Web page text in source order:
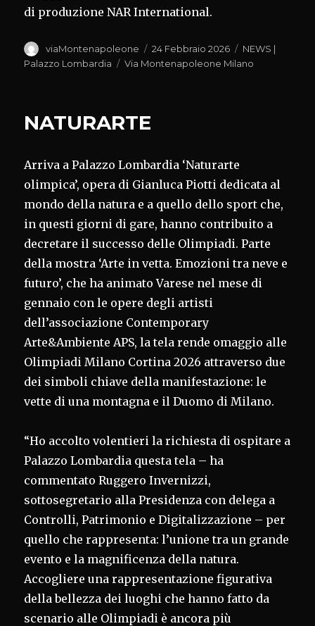
di produzione NAR International.
Autore
viaMontenapoleone
Pubblicato
il
24 Febbraio 2026 Categorie
NEWS |
Palazzo Lombardia
Tag
Via Montenapoleone Milano
NATURARTE
Arriva a Palazzo Lombardia ‘Naturarte
olimpica’, opera di Gianluca Piotti dedicata al
mondo della natura e a quello dello sport che,
in questi giorni di gare, hanno contribuito a
decretare il successo delle Olimpiadi. Parte
della mostra ‘Arte in vetta. Emozioni tra neve e
futuro’, che ha animato Varese nel mese di
gennaio con le opere degli artisti
dell’associazione Contemporary
Arte&Ambiente APS, la tela rende omaggio alle
Olimpiadi Milano Cortina 2026 attraverso due
dei simboli chiave della manifestazione: le
vette di una montagna e il Duomo di Milano.
“Ho accolto volentieri la richiesta di ospitare a
Palazzo Lombardia questa tela – ha
commentato Ruggero Invernizzi,
sottosegretario alla Presidenza con delega a
Controlli, Patrimonio e Digitalizzazione – per
quello che rappresenta: l’unione tra un grande
evento e la magnificenza della natura.
Accogliere una rappresentazione figurativa
della bellezza dei luoghi che hanno fatto da
scenario alle Olimpiadi è ancora più